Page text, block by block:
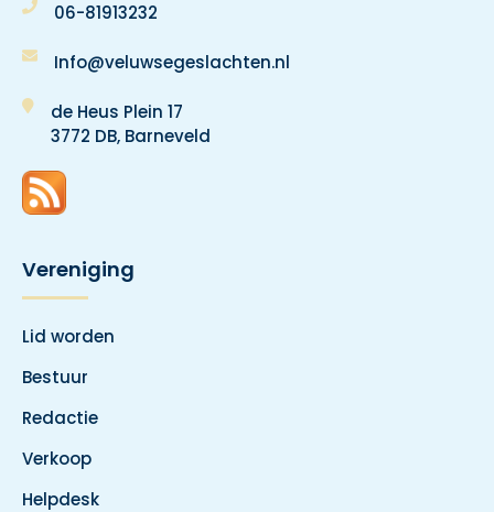
06-81913232
Info@veluwsegeslachten.nl
de Heus Plein 17
3772 DB, Barneveld
Vereniging
Lid worden
Bestuur
Redactie
Verkoop
Helpdesk